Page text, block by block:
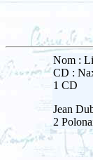
Nom :
CD :
1 CD
Jean
2